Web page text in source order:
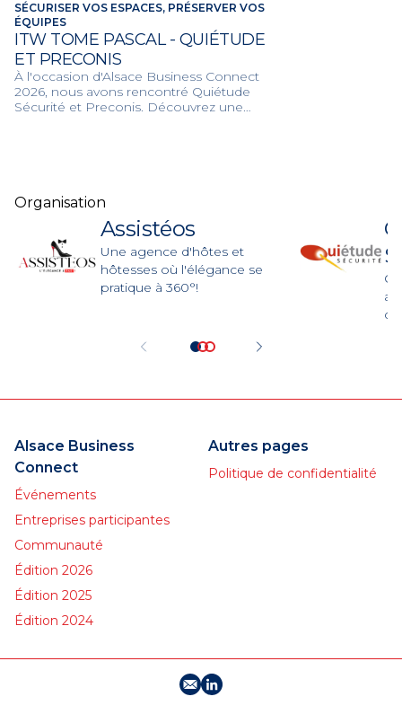
SÉCURISER VOS ESPACES, PRÉSERVER VOS
ÉQUIPES
ITW TOME PASCAL - QUIÉTUDE
ET PRECONIS
À l'occasion d'Alsace Business Connect
2026, nous avons rencontré Quiétude
Sécurité et Preconis. Découvrez une
Organisation
Assistéos
Une agence d'hôtes et
hôtesses où l'élégance se
pratique à 360°!
Alsace Business
Connect
Événements
Entreprises participantes
Communauté
Édition 2026
Édition 2025
Édition 2024
Autres pages
Politique de confidentialité
E-mailProfil LinkedIn